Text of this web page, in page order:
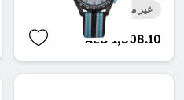
غير متوفر حاليا
AED 1,808.10